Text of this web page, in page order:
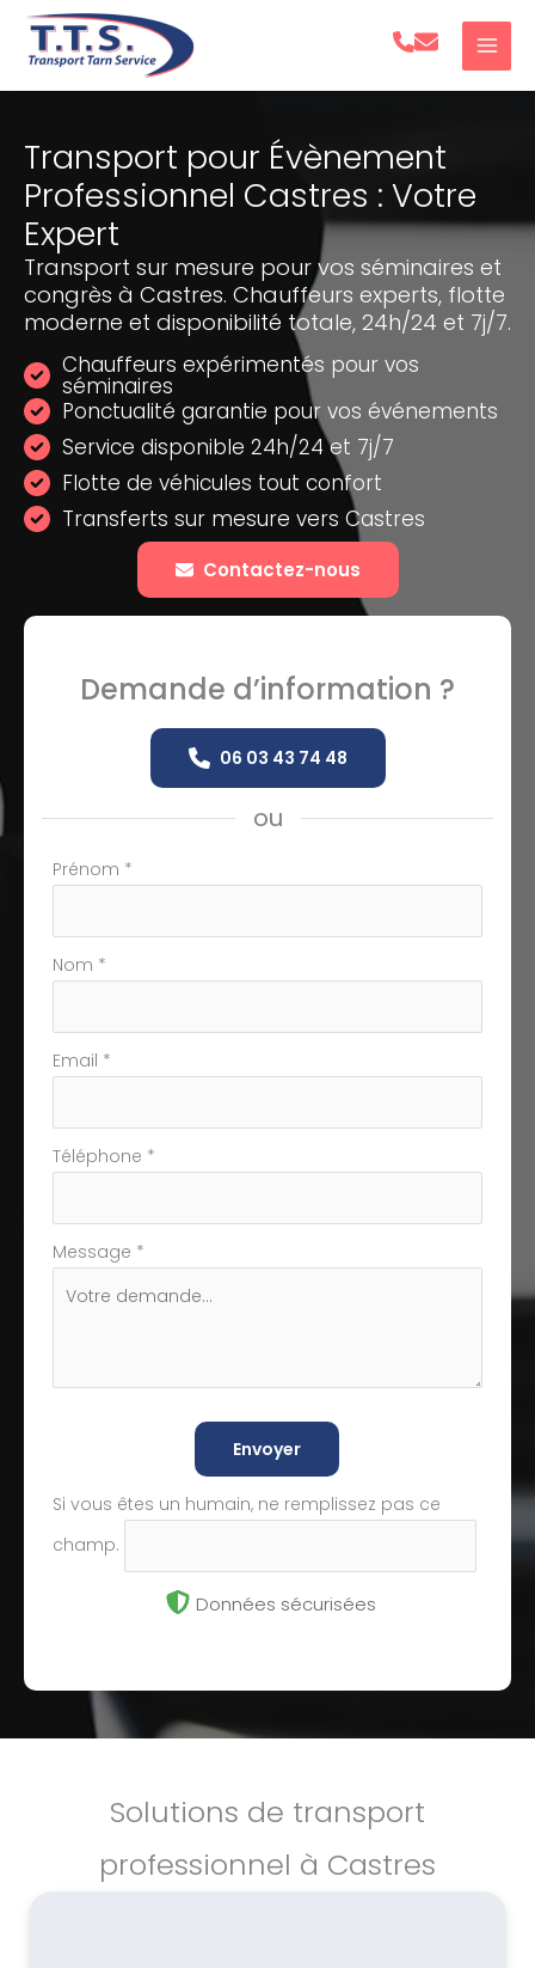
Aller
Transport pour Évènement
Professionnel Castres : Votre
Expert
Transport sur mesure pour vos séminaires et
congrès à Castres. Chauffeurs experts, flotte
moderne et disponibilité totale, 24h/24 et 7j/7.
Chauffeurs expérimentés pour vos
séminaires
Ponctualité garantie pour vos événements
Service disponible 24h/24 et 7j/7
Flotte de véhicules tout confort
Transferts sur mesure vers Castres
Contactez-nous
Demande d’information ?
06 03 43 74 48
ou
Formulaire
téléphone
Prénom *
Nom *
Email *
Téléphone *
Message *
Envoyer
Si vous êtes un humain, ne remplissez pas ce
champ.
Données sécurisées
Solutions de transport
professionnel à Castres